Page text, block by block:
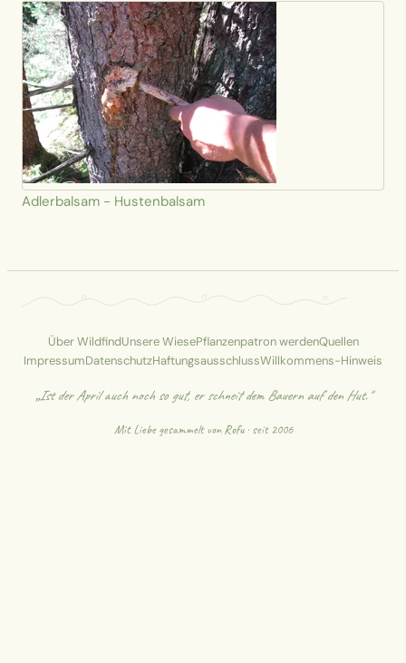
Adlerbalsam - Hustenbalsam
Über WildfindUnsere WiesePflanzenpatron werdenQuellen
ImpressumDatenschutzHaftungsausschlussWillkommens-Hinweis
„Ist der April auch noch so gut, er schneit dem Bauern auf den Hut."
Mit Liebe gesammelt vonRofu· seit 2006